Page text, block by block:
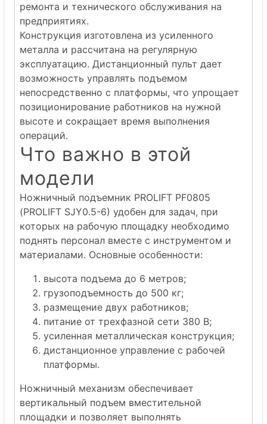
ремонта и технического обслуживания на
предприятиях.
Конструкция изготовлена из усиленного
металла и рассчитана на регулярную
эксплуатацию. Дистанционный пульт дает
возможность управлять подъемом
непосредственно с платформы, что упрощает
позиционирование работников на нужной
высоте и сокращает время выполнения
операций.
Что важно в этой
модели
Ножничный подъемник PROLIFT PF0805
(PROLIFT SJY0.5-6) удобен для задач, при
которых на рабочую площадку необходимо
поднять персонал вместе с инструментом и
материалами. Основные особенности:
высота подъема до 6 метров;
грузоподъемность до 500 кг;
размещение двух работников;
питание от трехфазной сети 380 В;
усиленная металлическая конструкция;
дистанционное управление с рабочей
платформы.
Ножничный механизм обеспечивает
вертикальный подъем вместительной
площадки и позволяет выполнять